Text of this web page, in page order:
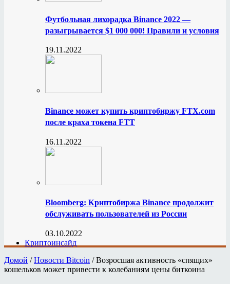
Футбольная лихорадка Binance 2022 —
разыгрывается $1 000 000! Правили и условия
19.11.2022
Binance может купить криптобиржу FTX.com
после краха токена FTT
16.11.2022
Bloomberg: Криптобиржа Binance продолжит
обслуживать пользователей из России
03.10.2022
Криптоинсайд
Домой / Новости Bitcoin / Возросшая активность «спящих»
кошельков может привести к колебаниям цены биткоина